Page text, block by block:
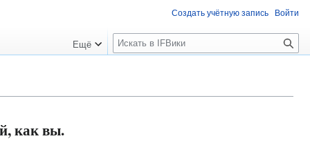
как вы.
Создать учётную запись Войти
Ещё
П
о
к